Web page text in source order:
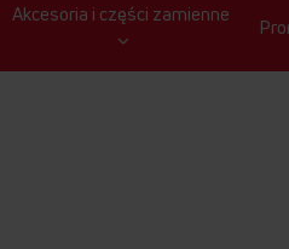
Akcesoria i części zamienne
MOPUJĄCE